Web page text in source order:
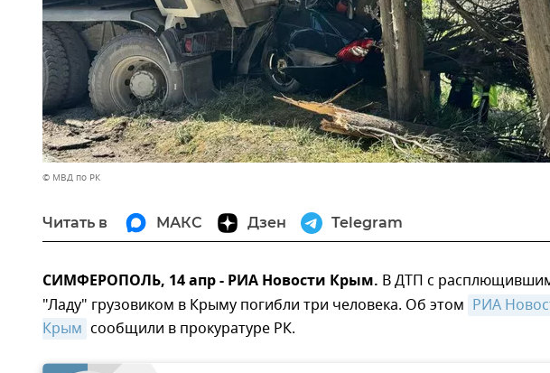
© МВД по РК
Читать в МАКС Дзен Telegram
СИМФЕРОПОЛЬ, 14 апр - РИА Новости Крым. В ДТП с
"Ладу" грузовиком в Крыму погибли три человека. Об этом РИА
Крым сообщили в прокуратуре РК.